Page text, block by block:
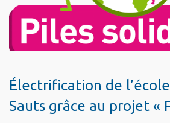
Électrification de
Sauts grâce au projet «